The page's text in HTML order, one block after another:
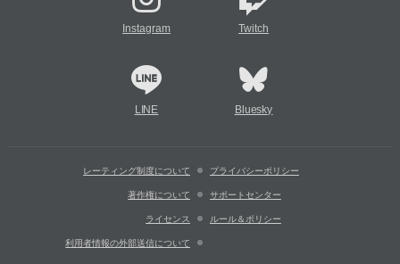
Instagram Twitch
LINE Bluesky
レーティング制度について プライバシーポリシー
著作権について サポートセンター
ライセンス ルール＆ポリシー
利用者情報の外部送信について